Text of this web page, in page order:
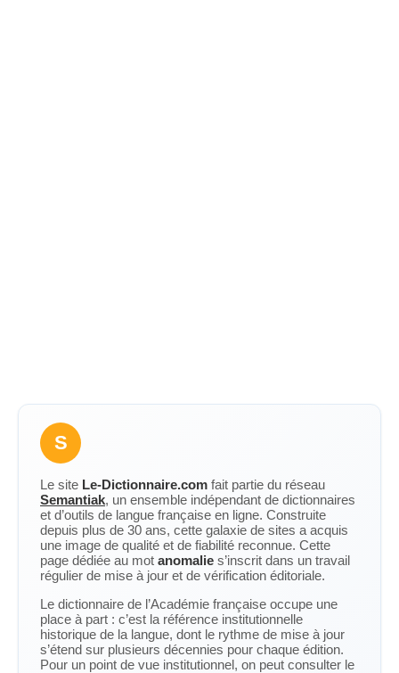
S
Le site Le-Dictionnaire.com fait partie du réseau
Semantiak, un ensemble indépendant de dictionnaires
et d’outils de langue française en ligne. Construite
depuis plus de 30 ans, cette galaxie de sites a acquis
une image de qualité et de fiabilité reconnue. Cette
page dédiée au mot anomalie s’inscrit dans un travail
régulier de mise à jour et de vérification éditoriale.
Le dictionnaire de l’Académie française occupe une
place à part : c’est la référence institutionnelle
historique de la langue, dont le rythme de mise à jour
s’étend sur plusieurs décennies pour chaque édition.
Pour un point de vue institutionnel, on peut consulter le